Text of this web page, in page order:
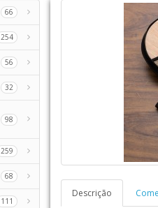
66
254
56
32
98
259
68
111
Descrição